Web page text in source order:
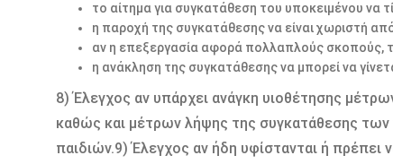
το αίτημα για συγκατάθεση του υποκειμένου
η παροχή της συγκατάθεσης να είναι χωριστή
αν η επεξεργασία αφορά πολλαπλούς σκοπούς,
η ανάκληση της συγκατάθεσης να μπορεί να
8) Έλεγχος αν υπάρχει ανάγκη υιοθέτησης
καθώς και μέτρων λήψης της συγκατάθεσης
παιδιών.9) Έλεγχος αν ήδη υφίστανται ή πρέπει